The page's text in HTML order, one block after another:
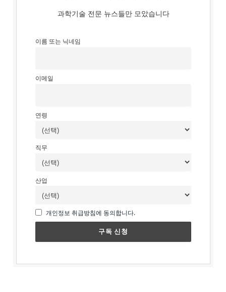
과학기술 전문 뉴스들만 모았습니다
이름 또는 닉네임
이메일
연령
직무
산업
개인정보 취급방침에 동의합니다.